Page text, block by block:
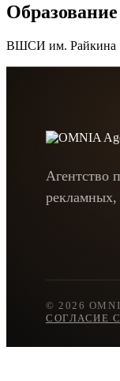
Образование
ВШСИ им. Райкина
Агентство
© 2026
СОГЛАСИЕ